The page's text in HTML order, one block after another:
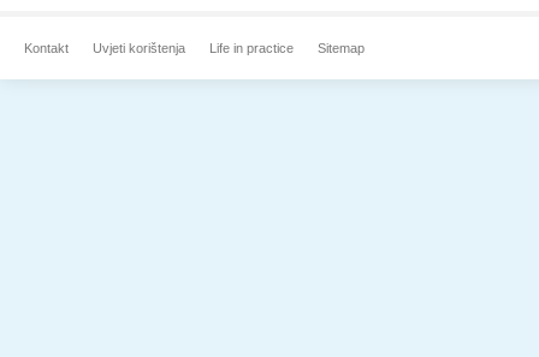
Kontakt Uvjeti korištenja Life in practice Sitemap